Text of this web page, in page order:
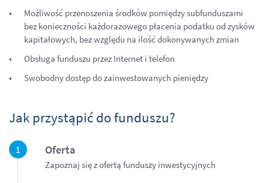
Możliwość przenoszenia środków pomiędzy subfunduszami
bez konieczności każdorazowego płacenia podatku od zysków
kapitałowych, bez względu na ilość dokonywanych zmian
Obsługa funduszu przez Internet i telefon
Swobodny dostęp do zainwestowanych pieniędzy
Jak przystąpić do funduszu?
Oferta
Zapoznaj się z ofertą funduszy inwestycyjnych